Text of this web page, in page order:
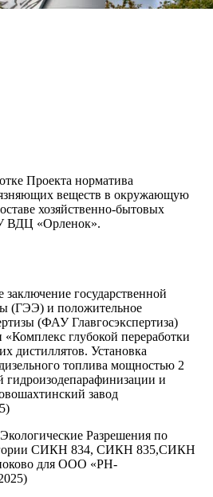
Проекта норматива
веществ в окружающую
хозяйственно-бытовых
ВДЦ «Орленок».
государственной
(ГЭЭ) и положительное
(ФАУ Главгосэкспертиза)
глубокой переработки
дистиллятов. Установка
топлива мощностью 2
гидроизодепарафинизации и
завод
Разрешения по
СИКН 834, СИКН 835,СИКН
для ООО «РН-